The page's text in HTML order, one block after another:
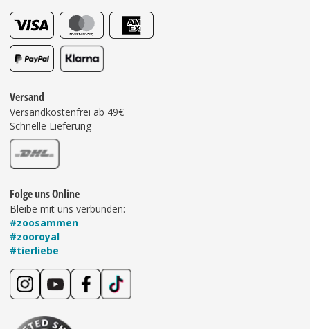
Versand
Versandkostenfrei ab 49€
Schnelle Lieferung
Folge uns Online
Bleibe mit uns verbunden:
#zoosammen
#zooroyal
#tierliebe